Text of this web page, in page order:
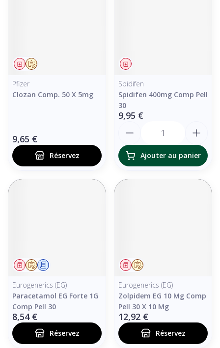
Sur prescription
Médicament
Pfizer
Clozan Comp. 50 X 5mg
9,65 €
Réservez
Médicament
Spidifen
Spidifen 400mg Comp Pell
30
9,95 €
Ajouter au panier
Sur prescription
MédicamentDemande écrite
Eurogenerics (EG)
Paracetamol EG Forte 1G
Comp Pell 30
8,54 €
Réservez
Sur prescription
Médicament
Eurogenerics (EG)
Zolpidem EG 10 Mg Comp
Pell 30 X 10 Mg
12,92 €
Réservez